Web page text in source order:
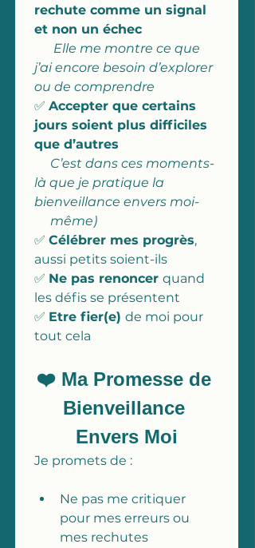
rechute comme un signal
et non un échec
      Elle me montre ce que
j’ai encore besoin d’explorer
ou de comprendre
✅ Accepter que certains
jours soient plus difficiles
que d’autres
     C’est dans ces moments-
là que je pratique la
bienveillance envers moi-
     même)
✅ Célébrer mes progrès,
aussi petits soient-ils
✅ Ne pas renoncer quand
les défis se présentent
✅ Etre fier(e) de moi pour
tout cela
❤️ Ma Promesse de
Bienveillance
Envers Moi
Je promets de :
Ne pas me critiquer
pour mes erreurs ou
mes rechutes